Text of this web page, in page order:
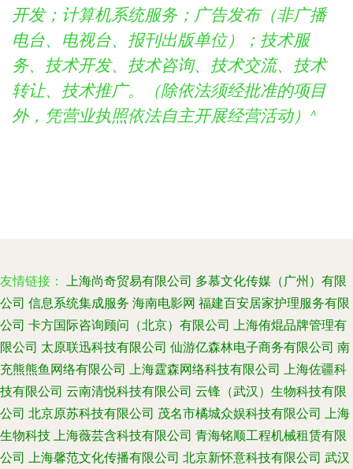
开发；计算机系统服务；广告发布（非广播
电台、电视台、报刊出版单位）；技术服
务、技术开发、技术咨询、技术交流、技术
转让、技术推广。（除依法须经批准的项目
外，凭营业执照依法自主开展经营活动）^
友情链接： 上海尚奇贸易有限公司 多慕文化传媒（广州）有限
公司 信息系统集成服务 海南电影网 福建百安居家护理服务有限
公司 卡方国际咨询顾问（北京）有限公司 上海侑焜品牌管理有
限公司 太原联迅科技有限公司 仙游亿森林电子商务有限公司 南
充熊熊鱼网络有限公司 上海霆森网络科技有限公司 上海佐疆科
技有限公司 云南清悦科技有限公司 云锋（武汉）生物科技有限
公司 北京原苏科技有限公司 茂名市橘城众娱科技有限公司 上海
生物科技 上海薇芸含科技有限公司 青海铭顺工程机械租赁有限
公司 上海馨范文化传播有限公司 北京新怀意科技有限公司 武汉